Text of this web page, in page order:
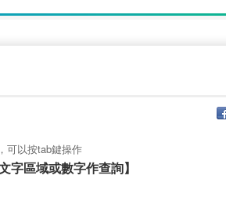
可以按tab鍵操作
字區域或數字作查詢】